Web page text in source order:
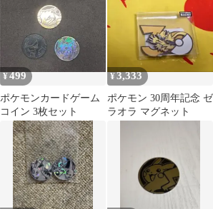
¥499
ポケモンカードゲーム
コイン 3枚セット
¥3,333
ポケモン 30周年記念 ゼ
ラオラ マグネット